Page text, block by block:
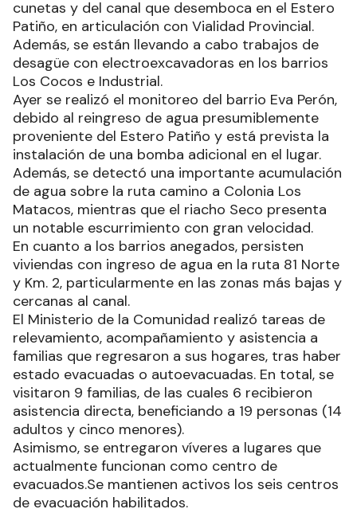
cunetas y del canal que desemboca en el Estero
Patiño, en articulación con Vialidad Provincial.
Además, se están llevando a cabo trabajos de
desagüe con electroexcavadoras en los barrios
Los Cocos e Industrial.
Ayer se realizó el monitoreo del barrio Eva Perón,
debido al reingreso de agua presumiblemente
proveniente del Estero Patiño y está prevista la
instalación de una bomba adicional en el lugar.
Además, se detectó una importante acumulación
de agua sobre la ruta camino a Colonia Los
Matacos, mientras que el riacho Seco presenta
un notable escurrimiento con gran velocidad.
En cuanto a los barrios anegados, persisten
viviendas con ingreso de agua en la ruta 81 Norte
y Km. 2, particularmente en las zonas más bajas y
cercanas al canal.
El Ministerio de la Comunidad realizó tareas de
relevamiento, acompañamiento y asistencia a
familias que regresaron a sus hogares, tras haber
estado evacuadas o autoevacuadas. En total, se
visitaron 9 familias, de las cuales 6 recibieron
asistencia directa, beneficiando a 19 personas (14
adultos y cinco menores).
Asimismo, se entregaron víveres a lugares que
actualmente funcionan como centro de
evacuados.Se mantienen activos los seis centros
de evacuación habilitados.